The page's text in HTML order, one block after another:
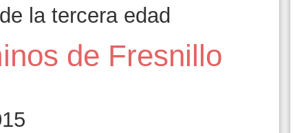
la tercera edad
de Fresnillo